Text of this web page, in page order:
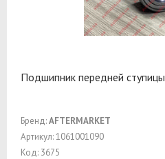
Подшипник передней ступицы
Бренд:AFTERMARKET
Артикул: 1061001090
Код: 3675